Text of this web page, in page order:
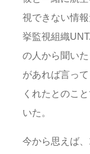
視できない情
挙監視組織
の人から聞い
があれば言っ
くれたとのこ
いた。
今から思えば